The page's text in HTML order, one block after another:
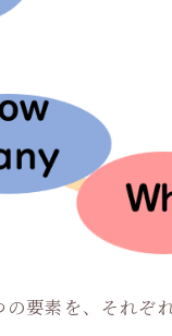
要素を、それぞ